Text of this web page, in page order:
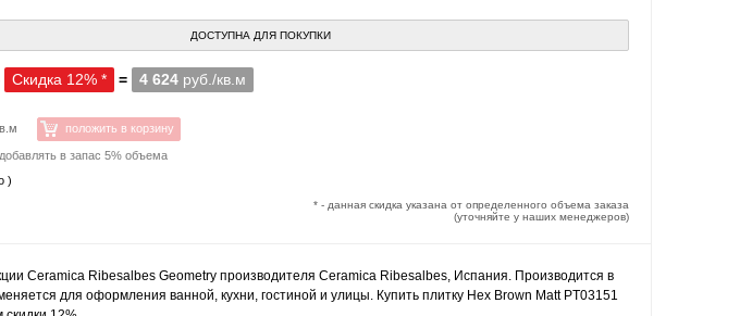
ДОСТУПНА ДЛЯ ПОКУПКИ
Скидка 12% * = 4 624 руб./кв.м
положить в корзину
в запас 5% объема
)
* - данная скидка указана от определенного объема заказа
(уточняйте у наших менеджеров)
Ceramica Ribesalbes Geometry производителя Ceramica Ribesalbes, Испания. Производится в
для оформления ванной, кухни, гостиной и улицы. Купить плитку Hex Brown Matt PT03151